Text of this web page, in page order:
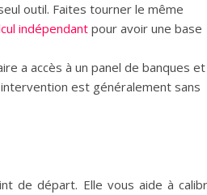
outil. Faites tourner le même
indépendant pour avoir une base
a accès à un panel de banques et
est généralement sans
de départ. Elle vous aide à